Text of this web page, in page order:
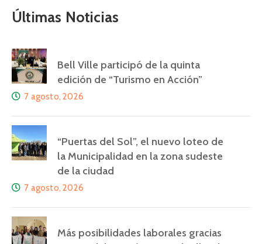
Últimas Noticias
Bell Ville participó de la quinta
edición de “Turismo en Acción”
7 agosto, 2026
“Puertas del Sol”, el nuevo loteo de
la Municipalidad en la zona sudeste
de la ciudad
7 agosto, 2026
Más posibilidades laborales gracias